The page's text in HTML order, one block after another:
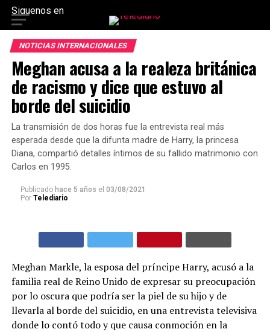
Siguenos en
NOTICIAS INTERNACIONALES
Meghan acusa a la realeza británica
de racismo y dice que estuvo al
borde del suicidio
La transmisión de dos horas fue la entrevista real más
esperada desde que la difunta madre de Harry, la princesa
Diana, compartió detalles íntimos de su fallido matrimonio con
Carlos en 1995.
Publicado hace 5 años el 03/08/2021
Por Telediario
Meghan Markle, la esposa del príncipe Harry, acusó a la
familia real de Reino Unido de expresar su preocupación
por lo oscura que podría ser la piel de su hijo y de
llevarla al borde del suicidio, en una entrevista televisiva
donde lo contó todo y que causa conmoción en la